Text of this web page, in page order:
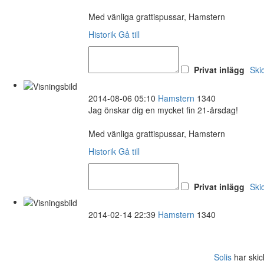
Med vänliga grattispussar, Hamstern
Historik Gå till
Privat inlägg
2014-08-06 05:10 Hamstern 1340
Jag önskar dig en mycket fin 21-årsdag!
Med vänliga grattispussar, Hamstern
Historik Gå till
Privat inlägg
2014-02-14 22:39 Hamstern 1340
Solis har